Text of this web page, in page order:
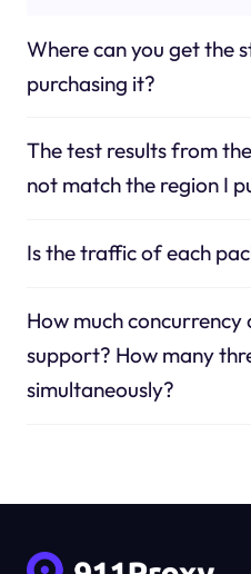
Where can you get the
purchasing it?
The test results from
not match the region I
Is the traffic of each
How much
support? How many
simultaneously?